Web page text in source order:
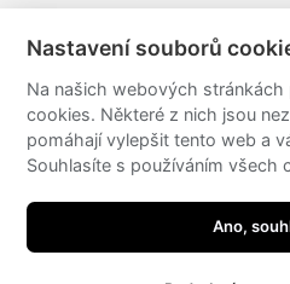
můžete nominovat úspěšné
kteří budou navrženi do ankety
Sledujte nás
Nastavení souborů
Na našich webových
cookies. Některé z nich jsou
pomáhají vylepšit tento web a
Souhlasíte s používáním všech
Ano,